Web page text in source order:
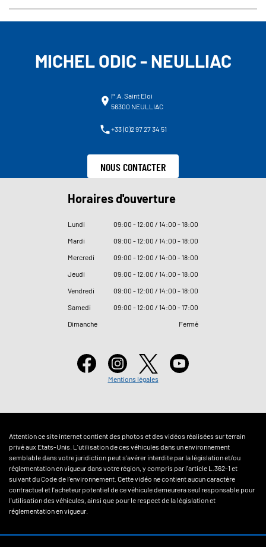
MICHEL ODIC - NEULLIAC
P.A. Saint Eloi
56300 NEULLIAC
+33 (0)2 97 27 34 51
NOUS CONTACTER
Horaires d'ouverture
Lundi 09:00 - 12:00 / 14:00 - 18:00
Mardi
09:00 - 12:00 / 14:00 - 18:00
Mercredi
09:00 - 12:00 / 14:00 - 18:00
Jeudi
09:00 - 12:00 / 14:00 - 18:00
Vendredi
09:00 - 12:00 / 14:00 - 18:00
Samedi
09:00 - 12:00 / 14:00 - 17:00
Dimanche
Fermé
Mentions légales
Attention ce site internet contient des photos et des vidéos réalisées sur terrain
privé aux Etats-Unis. L'utilisation de ces véhicules dans un environnement
semblable dans votre juridiction peut s'avérer interdite par la législation et/ou
réglementation en vigueur dans votre région, y compris par l'article L.362-1 et
suivant du Code de l'environnement. Cette vidéo ne contient aucun caractère
contractuel et l'acheteur potentiel de ce véhicule demeurera seul responsable pour
l'utilisation des véhicules, ainsi que pour le respect de la législation et
réglementation en vigueur.